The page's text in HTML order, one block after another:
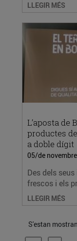
LLEGIR MÉS
L’aposta de
productes
a doble dígit
05/de
Des dels
frescos i els
LLEGIR MÉS
S'estan